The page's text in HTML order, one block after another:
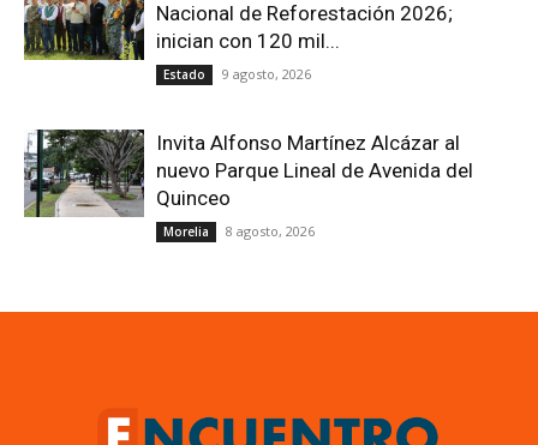
Nacional de Reforestación 2026;
inician con 120 mil...
Estado 9 agosto, 2026
Invita Alfonso Martínez Alcázar al
nuevo Parque Lineal de Avenida del
Quinceo
Morelia 8 agosto, 2026